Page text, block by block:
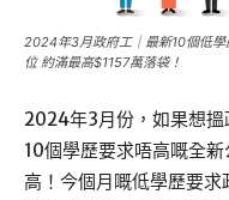
2024年3月政府工｜最新10個低
位 約滿最高$1157萬落袋！
2024年3月份，如果想搵
10個學歷要求唔高嘅全
高！今個月嘅低學歷要